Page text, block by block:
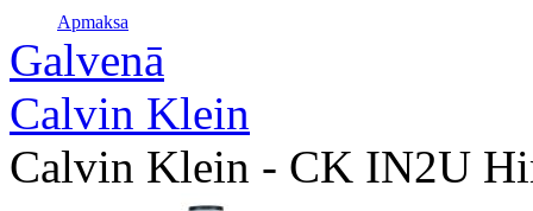
Apmaksa
Galvenā
Calvin Klein
Calvin Klein - CK IN2U